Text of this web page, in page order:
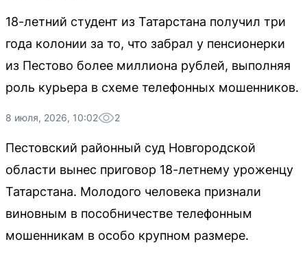
18-летний студент из Татарстана получил три
года колонии за то, что забрал у пенсионерки
из Пестово более миллиона рублей, выполняя
роль курьера в схеме телефонных мошенников.
8 июля, 2026, 10:02 2
Пестовский районный суд Новгородской
области вынес приговор 18-летнему уроженцу
Татарстана. Молодого человека признали
виновным в пособничестве телефонным
мошенникам в особо крупном размере.